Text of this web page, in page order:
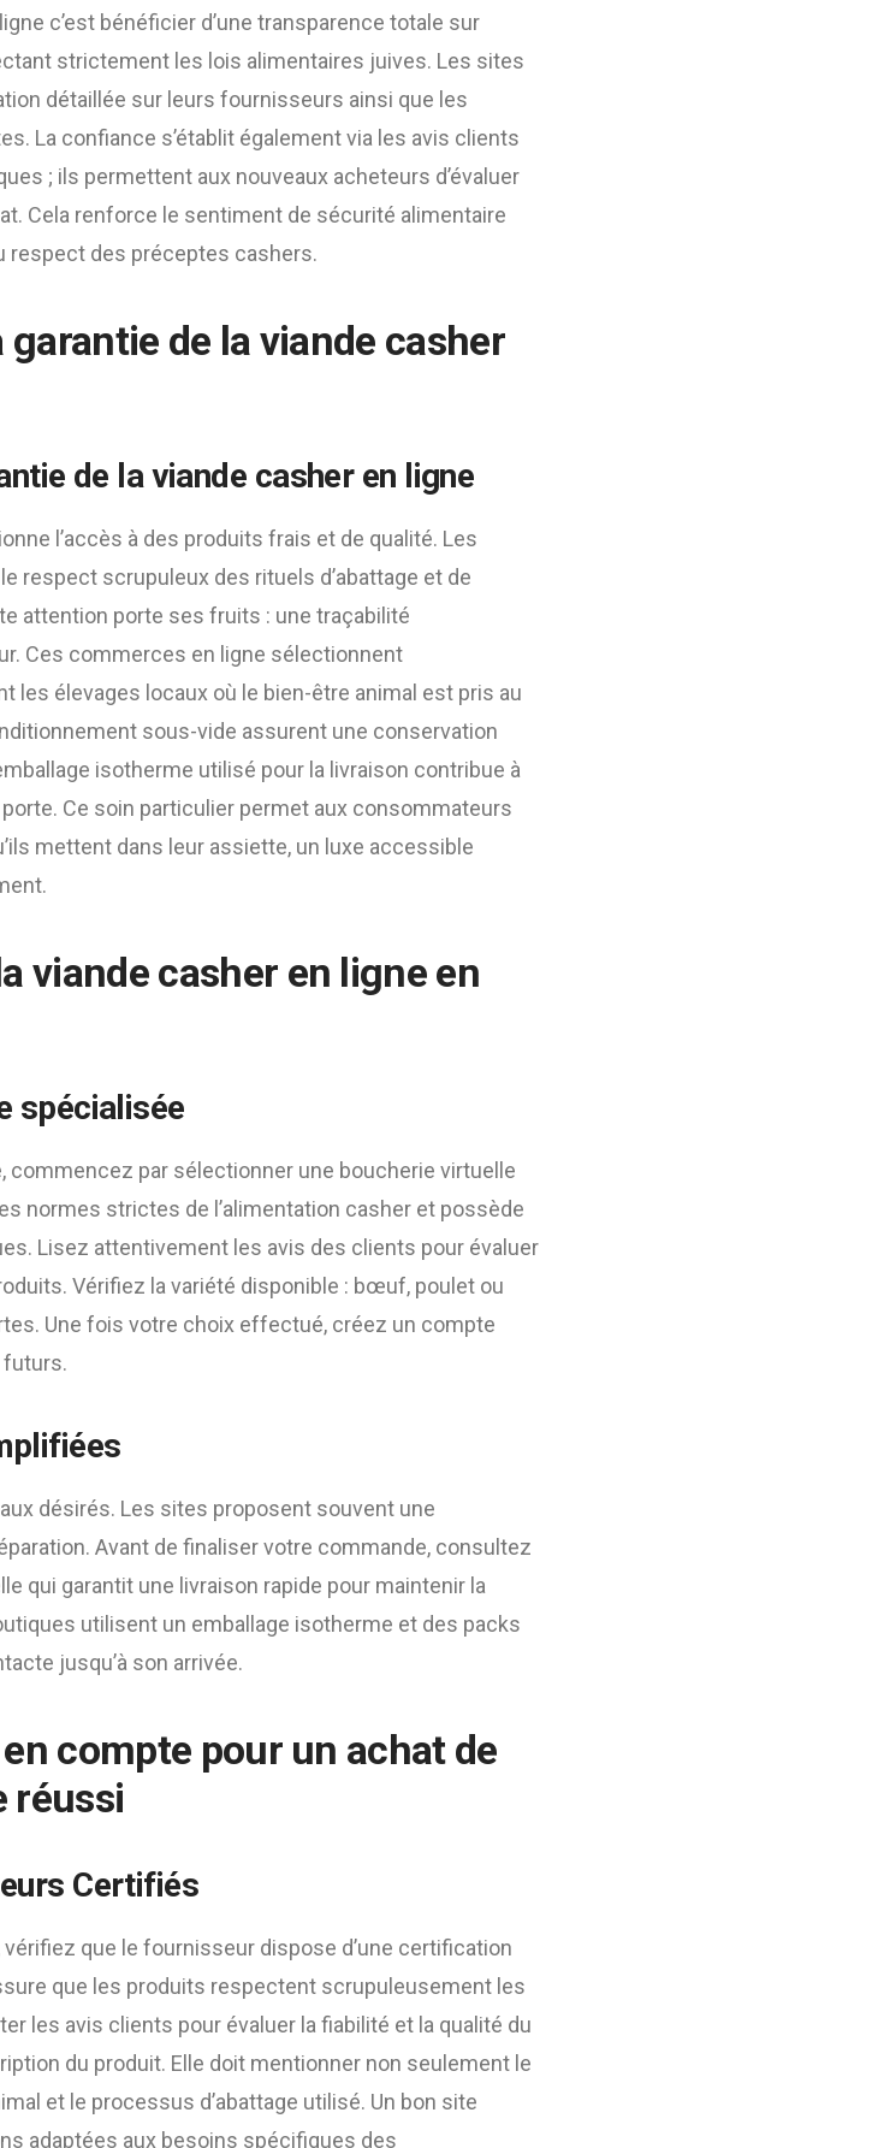
c’est bénéficier d’une transparence totale sur
strictement les lois alimentaires juives. Les sites
détaillée sur leurs fournisseurs ainsi que les
La confiance s’établit également via les avis clients
; ils permettent aux nouveaux acheteurs d’évaluer
Cela renforce le sentiment de sécurité alimentaire
respect des préceptes cashers.
de la viande casher
de la viande casher en ligne
l’accès à des produits frais et de qualité. Les
respect scrupuleux des rituels d’abattage et de
attention porte ses fruits : une traçabilité
Ces commerces en ligne sélectionnent
les élevages locaux où le bien-être animal est pris au
sous-vide assurent une conservation
isotherme utilisé pour la livraison contribue à
Ce soin particulier permet aux consommateurs
mettent dans leur assiette, un luxe accessible
viande casher en ligne en
spécialisée
commencez par sélectionner une boucherie virtuelle
normes strictes de l’alimentation casher et possède
Lisez attentivement les avis des clients pour évaluer
Vérifiez la variété disponible : bœuf, poulet ou
Une fois votre choix effectué, créez un compte
futurs.
désirés. Les sites proposent souvent une
Avant de finaliser votre commande, consultez
qui garantit une livraison rapide pour maintenir la
utilisent un emballage isotherme et des packs
jusqu’à son arrivée.
compte pour un achat de
réussi
Certifiés
vérifiez que le fournisseur dispose d’une certification
que les produits respectent scrupuleusement les
les avis clients pour évaluer la fiabilité et la qualité du
du produit. Elle doit mentionner non seulement le
et le processus d’abattage utilisé. Un bon site
adaptées aux besoins spécifiques des